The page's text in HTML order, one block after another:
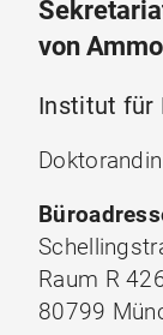
von
Institut für
Doktorandin
Raum R
80799